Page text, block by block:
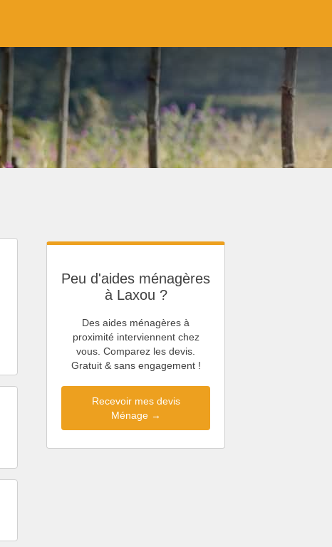
Peu d'aides ménagères
à Laxou ?
Des aides ménagères à
proximité interviennent chez
vous. Comparez les devis.
Gratuit & sans engagement !
Recevoir mes devis
Ménage →